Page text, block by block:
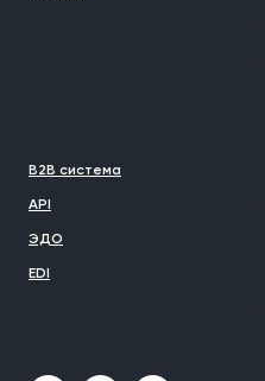
B2B система
API
ЭДО
EDI